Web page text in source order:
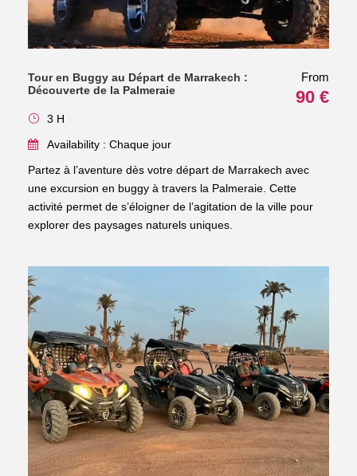
Tour en Buggy au Départ de Marrakech :
Découverte de la Palmeraie
From
90 €
3 H
Availability : Chaque jour
Partez à l’aventure dès votre départ de Marrakech avec
une excursion en buggy à travers la Palmeraie. Cette
activité permet de s’éloigner de l’agitation de la ville pour
explorer des paysages naturels uniques.